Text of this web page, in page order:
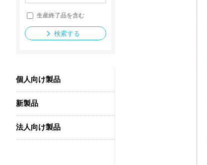
法人向け製品
生産終了品を含む
検索する
個人向け製品
新製品
法人向け製品